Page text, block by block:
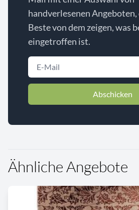
handverlesenen Angeboten,
Beste von dem zeigen, was
eingetroffen ist.
Abschicken
Ähnliche Angebote